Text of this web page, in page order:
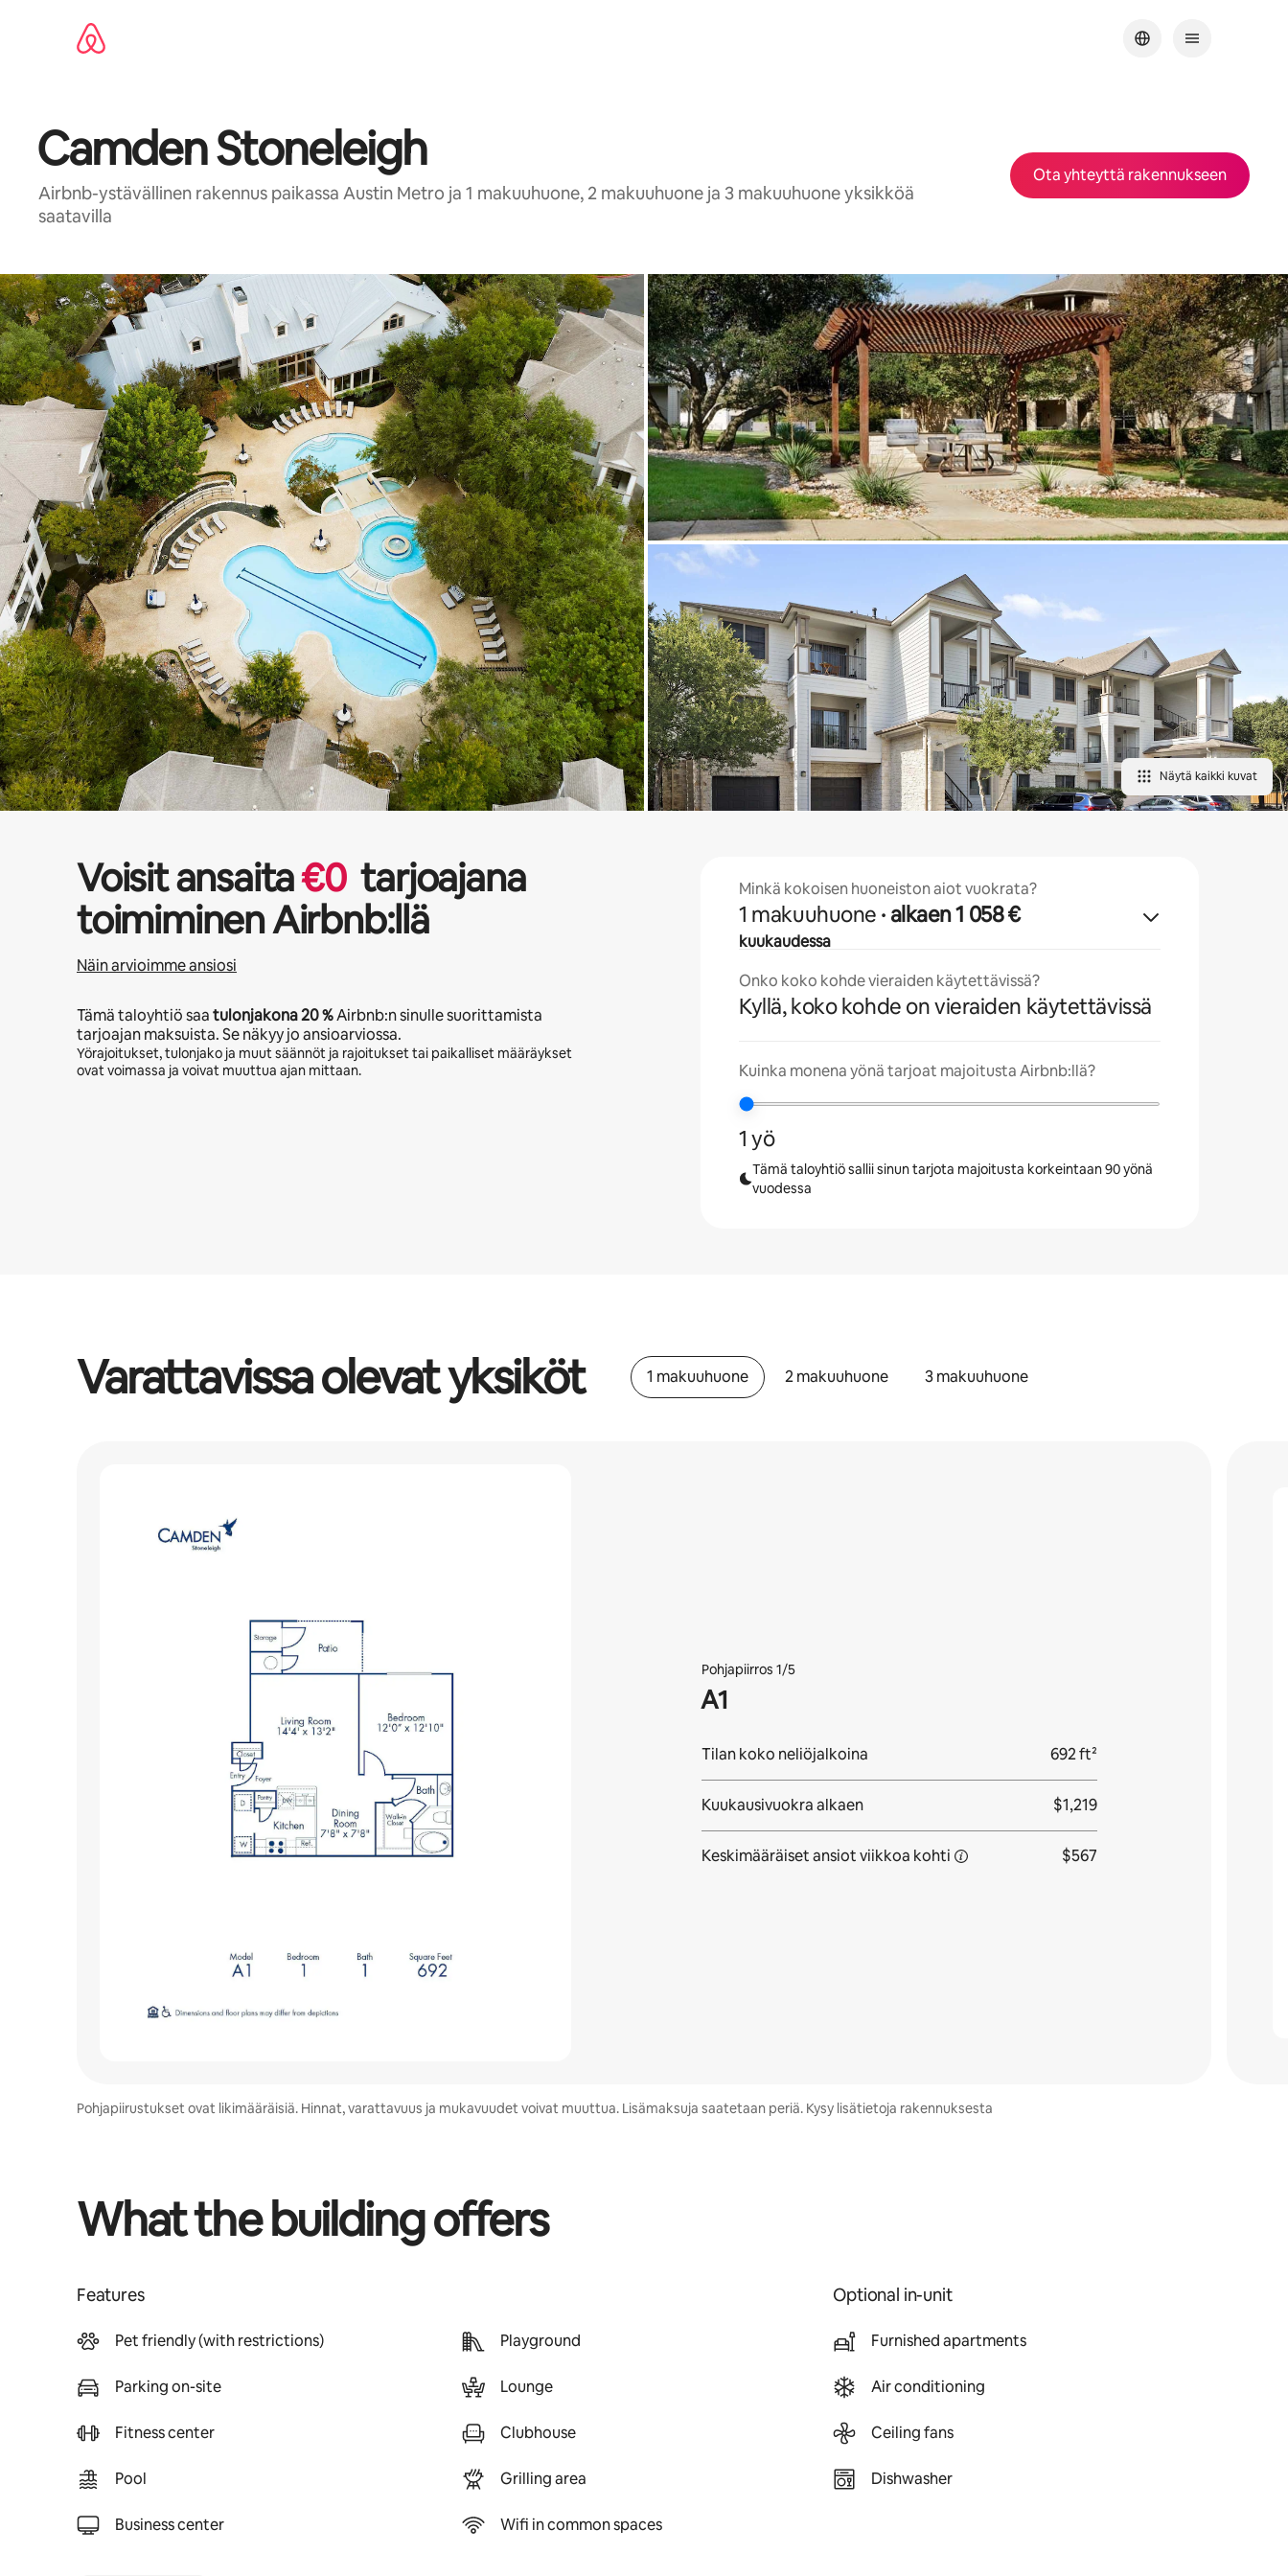
Camden Stoneleigh
Airbnb-ystävällinen rakennus paikassa Austin Metro ja 1 makuuhuone, 2 makuuhuone ja 3 makuuhuone yksikköä
saatavilla
Ota yhteyttä rakennukseen
Näytä kaikki kuvat
Voisit ansaita€0 tarjoajana
toimiminen Airbnb:llä
Näin arvioimme ansiosi
Tämä taloyhtiö saatulonjakona20 %Airbnb:n sinulle suorittamista
tarjoajan maksuista. Se näkyy jo ansioarviossa.
Yörajoitukset, tulonjako ja muut säännöt ja rajoitukset tai paikalliset määräykset
ovat voimassa ja voivat muuttua ajan mittaan.
Minkä kokoisen huoneiston aiot vuokrata?
1 makuuhuone · alkaen 1 058 €
kuukaudessa
Onko koko kohde vieraiden käytettävissä?
Kyllä, koko kohde on vieraiden käytettävissä
Kuinka monena yönä tarjoat majoitusta Airbnb:llä?
1 yö
Tämä taloyhtiö sallii sinun tarjota majoitusta korkeintaan 90 yönä
vuodessa
Varattavissa olevat yksiköt 1 makuuhuone 2 makuuhuone 3 makuuhuone
Pohjapiirros 1/5
A1
Tilan koko neliöjalkoina 692 ft²
Kuukausivuokra alkaen $1,219
Keskimääräiset ansiot viikkoa kohti $567
Pohjapiirustukset ovat likimääräisiä. Hinnat, varattavuus ja mukavuudet voivat muuttua. Lisämaksuja saatetaan periä. Kysy lisätietoja rakennuksesta
What the building offers
Features
Pet friendly (with restrictions)
Parking on-site
Fitness center
Pool
Business center
Playground
Lounge
Clubhouse
Grilling area
Wifi in common spaces
Optional in-unit
Furnished apartments
Air conditioning
Ceiling fans
Dishwasher